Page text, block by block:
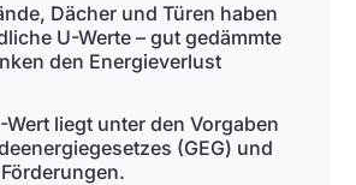
Dächer und Türen haben
U-Werte – gut gedämmte
den Energieverlust
Wert liegt unter den Vorgaben
(GEG) und